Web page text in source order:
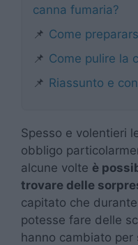
canna fumaria?
📌 Come
📌 Come pulire la
📌 Riassunto e
Spesso e volentieri
obbligo
alcune volte è
trovare delle
capitato che
potesse fare delle
hanno cambiato per